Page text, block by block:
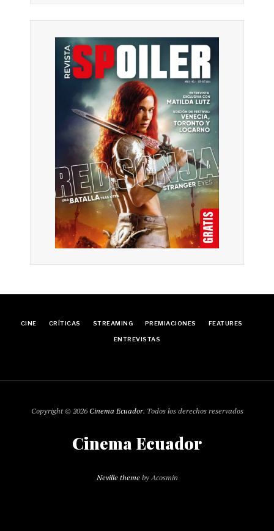
CINE CRÍTICAS STREAMING PREMIACIONES FEATURES
ENTREVISTAS
Copyright © 2026Cinema Ecuador. Todos los derechos reservados
Cinema Ecuador
Neville themeby Acosmin